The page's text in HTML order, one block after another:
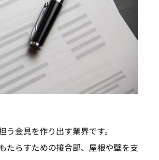
金具を作り出す業界です。
たらすための接合部、屋根や壁を支